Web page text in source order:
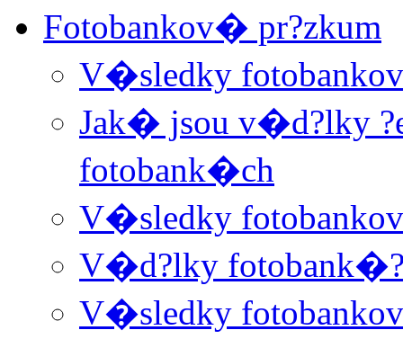
Fotobankov� pr?zkum
V�sledky
Jak� jsou v�d?lky
fotobank�ch
V�sledky
V�d?lky
V�sledky